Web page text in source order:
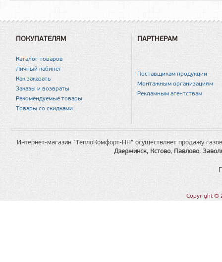
ПОКУПАТЕЛЯМ
Каталог товаров
Личный кабинет
Как заказать
Заказы и возвраты
Рекомендуемые товары
Товары со скидками
ПАРТНЕРАМ
Поставщикам продукции
Монтажным организациям
Рекламным агентствам
Интернет-магазин "ТеплоКомфорт-НН" осуществляет продажу
Дзержинск, Кстово, Павлово,
Copyright ©